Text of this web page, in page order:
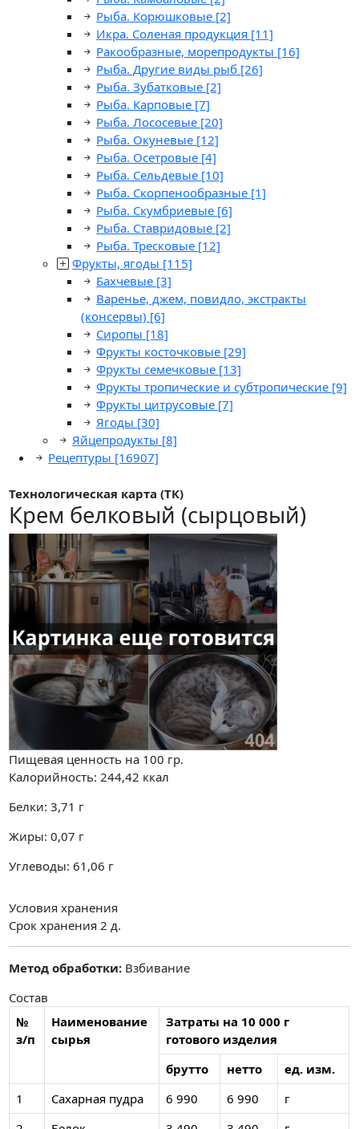
Рыба. Корюшковые [2]
Икра. Соленая продукция [11]
Ракообразные, морепродукты [16]
Рыба. Другие виды рыб [26]
Рыба. Зубатковые [2]
Рыба. Карповые [7]
Рыба. Лососевые [20]
Рыба. Окуневые [12]
Рыба. Осетровые [4]
Рыба. Сельдевые [10]
Рыба. Скорпенообразные [1]
Рыба. Скумбриевые [6]
Рыба. Ставридовые [2]
Рыба. Тресковые [12]
Фрукты, ягоды [115]
Бахчевые [3]
Варенье, джем, повидло, экстракты
(консервы) [6]
Сиропы [18]
Фрукты косточковые [29]
Фрукты семечковые [13]
Фрукты тропические и субтропические [9]
Фрукты цитрусовые [7]
Ягоды [30]
Яйцепродукты [8]
Рецептуры [16907]
Технологическая карта (ТК)
Крем белковый (сырцовый)
Пищевая ценность на 100 гр.
Калорийность: 244,42 ккал
Белки: 3,71 г
Жиры: 0,07 г
Углеводы: 61,06 г
Условия хранения
Срок хранения 2 д.
Метод обработки: Взбивание
Состав
№
з/п
Наименование
сырья
Затраты на 10 000 г
готового изделия
брутто
нетто
ед. изм.
1
Сахарная пудра 6 990 6 990
г